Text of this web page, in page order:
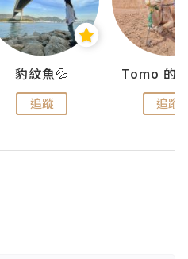
豹紋魚💦
追蹤 追蹤